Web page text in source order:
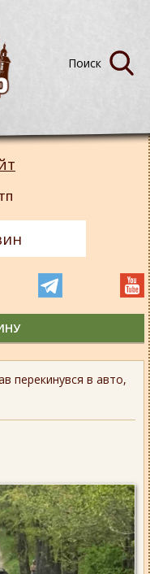
перекинувся в авто,